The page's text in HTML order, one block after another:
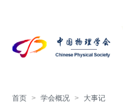
首页 > 学会概况 > 大事记